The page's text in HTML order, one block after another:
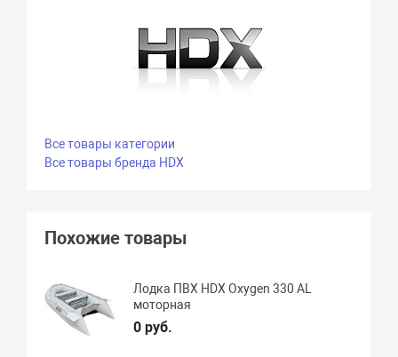
Все товары категории
Все товары бренда HDX
Похожие товары
Лодка ПВХ HDX Oxygen 330 AL
моторная
0 руб.